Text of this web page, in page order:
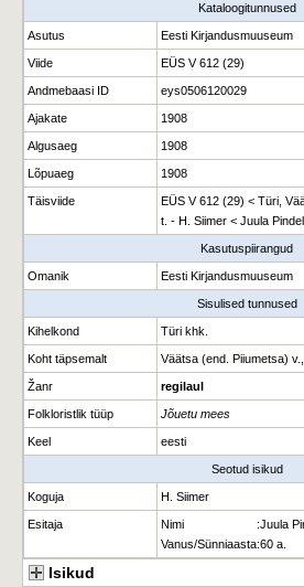
Kataloogitunnused
Asutus Eesti Kirjandusmuuseum
Viide EÜS V 612 (29)
Andmebaasi ID eys0506120029
Ajakate 1908
Algusaeg 1908
Lõpuaeg 1908
Täisviide
EÜS V 612 (29) < Türi,
t. - H. Siimer < Juula
Kasutuspiirangud
Omanik Eesti Kirjandusmuuseum
Sisulised tunnused
Kihelkond Türi khk.
Koht täpsemalt Väätsa (end. Piiumetsa)
Žanr regilaul
Folkloristlik tüüp Jõuetu mees
Keel eesti
Seotud isikud
Koguja H. Siimer
Esitaja Nimi :Juula
Vanus/Sünniaasta:60 a.
Isikud